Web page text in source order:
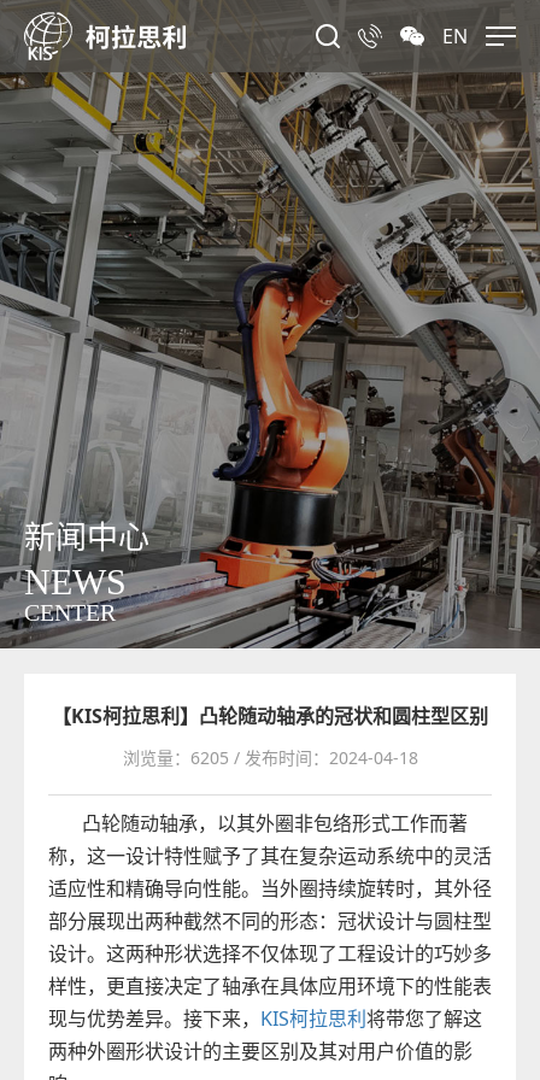
EN
新闻中心
NEWS
CENTER
【KIS柯拉思利】凸轮随动轴承的冠状和圆柱型区别
浏览量：6205 / 发布时间：2024-04-18
凸轮随动轴承，以其外圈非包络形式工作而著
称，这一设计特性赋予了其在复杂运动系统中的灵活
适应性和精确导向性能。当外圈持续旋转时，其外径
部分展现出两种截然不同的形态：冠状设计与圆柱型
设计。这两种形状选择不仅体现了工程设计的巧妙多
样性，更直接决定了轴承在具体应用环境下的性能表
现与优势差异。接下来， KIS柯拉思利将带您了解这
两种外圈形状设计的主要区别及其对用户价值的影